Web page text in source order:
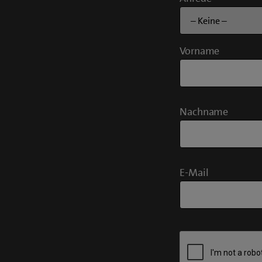
Vorname
Nachname
E-Mail